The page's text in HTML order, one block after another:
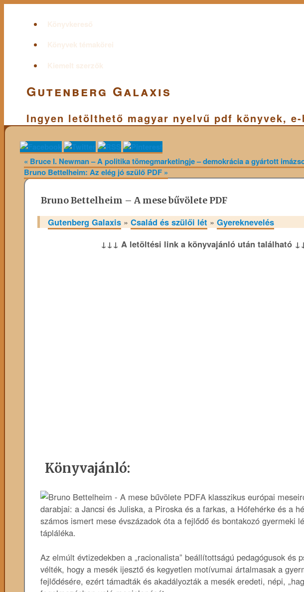
Könyvkereső
Könyvek témakörei
Kiemelt szerzők
Gutenberg Galaxis
Ingyen letölthető magyar nyelvű pdf könyvek, e-
« Bruce I. Newman – A politika tömegmarketingje – demokrácia a gyártott
Bruno Bettelheim: Az elég jó szülő PDF »
Bruno Bettelheim – A mese bűvölete PDF
Gutenberg Galaxis » Család és szülői lét » Gyereknevelés
↓↓↓ A letöltési link a könyvajánló után található
Könyvajánló:
A klasszikus európai
darabjai: a Jancsi és Juliska, a Piroska és a farkas, a Hófehérke és a
számos ismert mese évszázadok óta a fejlődő és bontakozó gyermeki
tápláléka.
Az elmúlt évtizedekben a „racionalista” beállítottságú pedagógusok és
vélték, hogy a mesék ijesztő és kegyetlen motívumai ártalmasak a
fejlődésére, ezért támadták és akadályozták a mesék eredeti, népi,